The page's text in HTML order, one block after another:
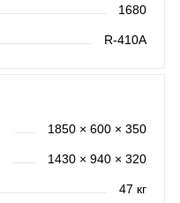
1680
R-410A
1850 × 600 × 350
1430 × 940 × 320
47 кг